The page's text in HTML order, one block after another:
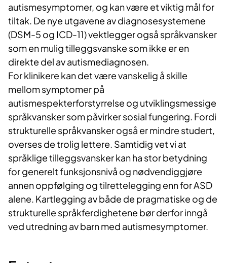
autismesymptomer, og kan være et viktig mål for
tiltak. De nye utgavene av diagnosesystemene
(DSM-5 og ICD-11) vektlegger også språkvansker
som en mulig tilleggsvanske som ikke er en
direkte del av autismediagnosen.
For klinikere kan det være vanskelig å skille
mellom symptomer på
autismespekterforstyrrelse og utviklingsmessige
språkvansker som påvirker sosial fungering. Fordi
strukturelle språkvansker også er mindre studert,
overses de trolig lettere. Samtidig vet vi at
språklige tilleggsvansker kan ha stor betydning
for generelt funksjonsnivå og nødvendiggjøre
annen oppfølging og tilrettelegging enn for ASD
alene. Kartlegging av både de pragmatiske og de
strukturelle språkferdighetene bør derfor inngå
ved utredning av barn med autismesymptomer. ​